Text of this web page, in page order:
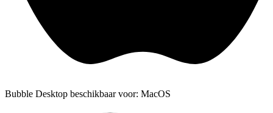
Bubble Desktop beschikbaar voor: MacOS